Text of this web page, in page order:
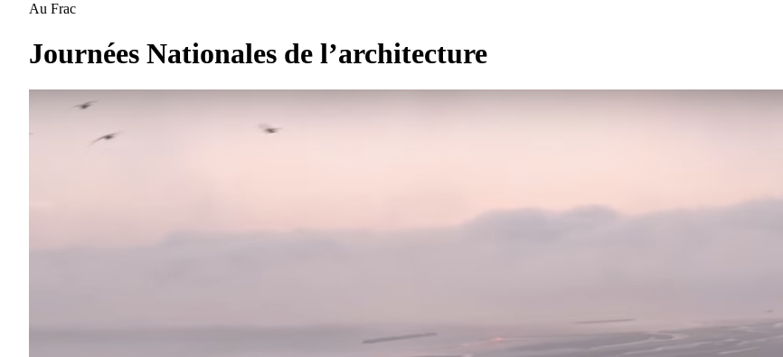
Au Frac
Journées Nationales de l’architecture